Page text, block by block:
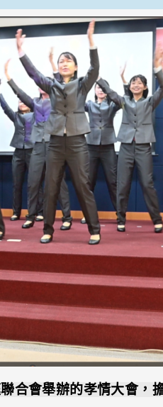
合會舉辦的孝情大會，